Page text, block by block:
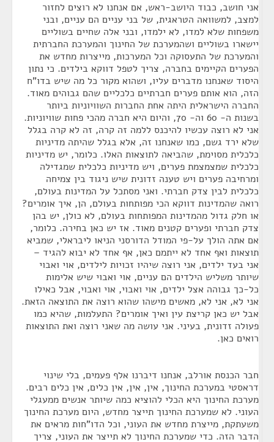
אני חושב, כבוד היושב-ראש, אם אנחנו לא רוצים לחזור
למצב, למשוואה הטראגית, של בני עניים הם עניים, ובני
משפחות שלא למדו, לא ילמדו, ובני אלה שחיים בשוליים
יישארו בשוליים ושהמערכת של החינוך והמערכת החברתית
והמערכת של התעסוקה וכל המערכות, מייצרות מחדש את
הפערים הקיימים בחברה, צריך לטפל דווקא בילדים. כי נתון
היסוד שאנחנו מדברים עליו, ושהוא מקור כל מה שיש בדו"ח
הזה, הוא אותם פערים חברתיים כלכליים שהם גבוהים מאוד.
החברה הישראלית היתה אחת החברות השוויוניות ביותר
בשנות ה- 60 וה- 70, והיום היא חברה מהכי פחות שוויוניות.
אני לא רוצה עכשיו להיכנס ללמה זה קרה, זה לא קרה בגלל
שלא ירד גשם, כמו שאנחנו זה, אלא בגלל שהיתה מדיניות
כלכלית מסוימת, שהביאה לתוצאות האלו. כלומר, יש מדיניות
כלכלית שמצמצמת פערים, ויש מדיניות כלכלית שמגדילה
ומרחיבה פערים ויש טענה זדונית שיש ניגוד בין צמיחה
כלכלית לבין צדק חברתי. ואני מסתכל על המדינות בעולם,
רואה שהמדינות דווקא הכי מפותחות בעולם, הן, איך אומרים?
או חלק גדול מהמדינות המפותחות בעולם, לא כולן, יש בהן
צדק חברתי ופערים קטנים מאוד. אז יש כאן בחירה. כלומר,
אם אתה הולך על-פי המודל הדורסני הניאו ליבראלי, שמביא
תוצאות ואף אחד לא ייתמם כאן, אף אחד לא יבוא להגיד –
אני בעד ילדים, אני רוצה שיהיו זכויות לילדים, אוי ואבוי
שיותר משליש הילדים הם עניים, אוי ואבוי שיש אלימות
כל-כך גבוהה אצל ילדים, אוי ואבוי, אוי ואבוי, אבל כאילו
אני לא, אני לא, מאשים מישהו שהוא רוצה את התוצאה הזאת.
אבל יש כאן קריצת עין ואיך אומרים? התעלמות, שהיא כמו
פעולה זדונית, בעיני. אני עושה מה שאני רוצה ואת התוצאות
רואים כאן.
חבר הכנסת אורלב, אנחנו דיברנו אלף פעמים, בלי שינוי
דראסטי במערכת החינוך, אין, אין, אין כלים, אין כלים רבים.
מערכת החינוך היא הכלי להוציא כמה שיותר אנשים ממעגלי
העוני. לא שמערכת החינוך תייצר מחדש, היום מערכת החינוך
משעתקת, מייצרת מחדש את העוני, וכל הדו"חות מראים את
הדבר הזה. כדי שמערכת החינוך לא תייצר את העוני, צריך